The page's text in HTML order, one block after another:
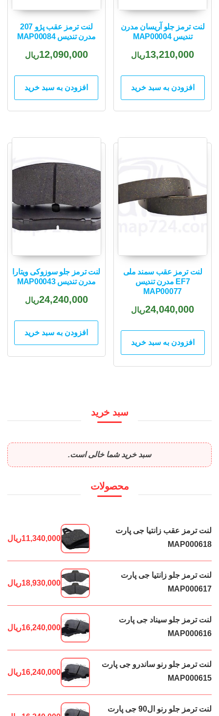
لنت ترمز جلو آریسان مدرن
تندیس MAP00004
13,210,000ریال
افزودن به سبد خرید
لنت ترمز عقب پژو 207
مدرن تندیس MAP00084
12,090,000ریال
افزودن به سبد خرید
لنت ترمز عقب سمند ملی
EF7 مدرن تندیس
MAP00077
24,040,000ریال
افزودن به سبد خرید
لنت ترمز جلو سوزوکی ویتارا
مدرن تندیس MAP00043
24,240,000ریال
افزودن به سبد خرید
سبد خرید
سبد خرید شما خالی است.
محصولات
لنت ترمز عقب زانتیا جی پارت
MAP000618
11,340,000ریال
لنت ترمز جلو زانتیا جی پارت
MAP000617
18,930,000ریال
لنت ترمز جلو سیناد جی پارت
MAP000616
16,240,000ریال
لنت ترمز جلو رنو ساندرو جی پارت
MAP000615
16,240,000ریال
لنت ترمز جلو رنو ال90 جی پارت